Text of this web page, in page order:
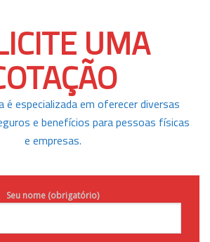
UMA
é especializada em oferecer diversas
e benefícios para pessoas físicas
e empresas.
Seu nome (obrigatório)